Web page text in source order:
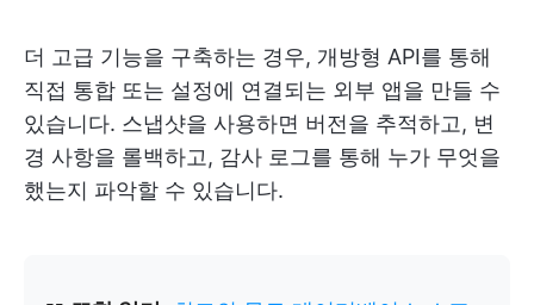
더 고급 기능을 구축하는 경우, 개방형 API를 통해
직접 통합 또는 설정에 연결되는 외부 앱을 만들 수
있습니다. 스냅샷을 사용하면 버전을 추적하고, 변
경 사항을 롤백하고, 감사 로그를 통해 누가 무엇을
했는지 파악할 수 있습니다.